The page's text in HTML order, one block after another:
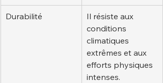
Durabilité
Il résiste aux
conditions
climatiques
extrêmes et aux
efforts physiques
intenses.